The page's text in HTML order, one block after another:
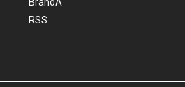
BrandA
RSS